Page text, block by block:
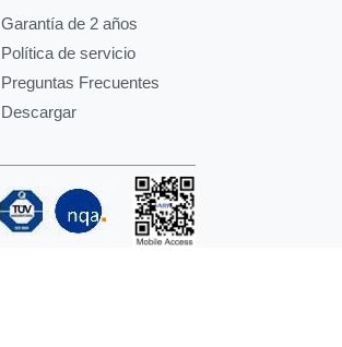
Garantía de 2 años
Política de servicio
Preguntas Frecuentes
Descargar